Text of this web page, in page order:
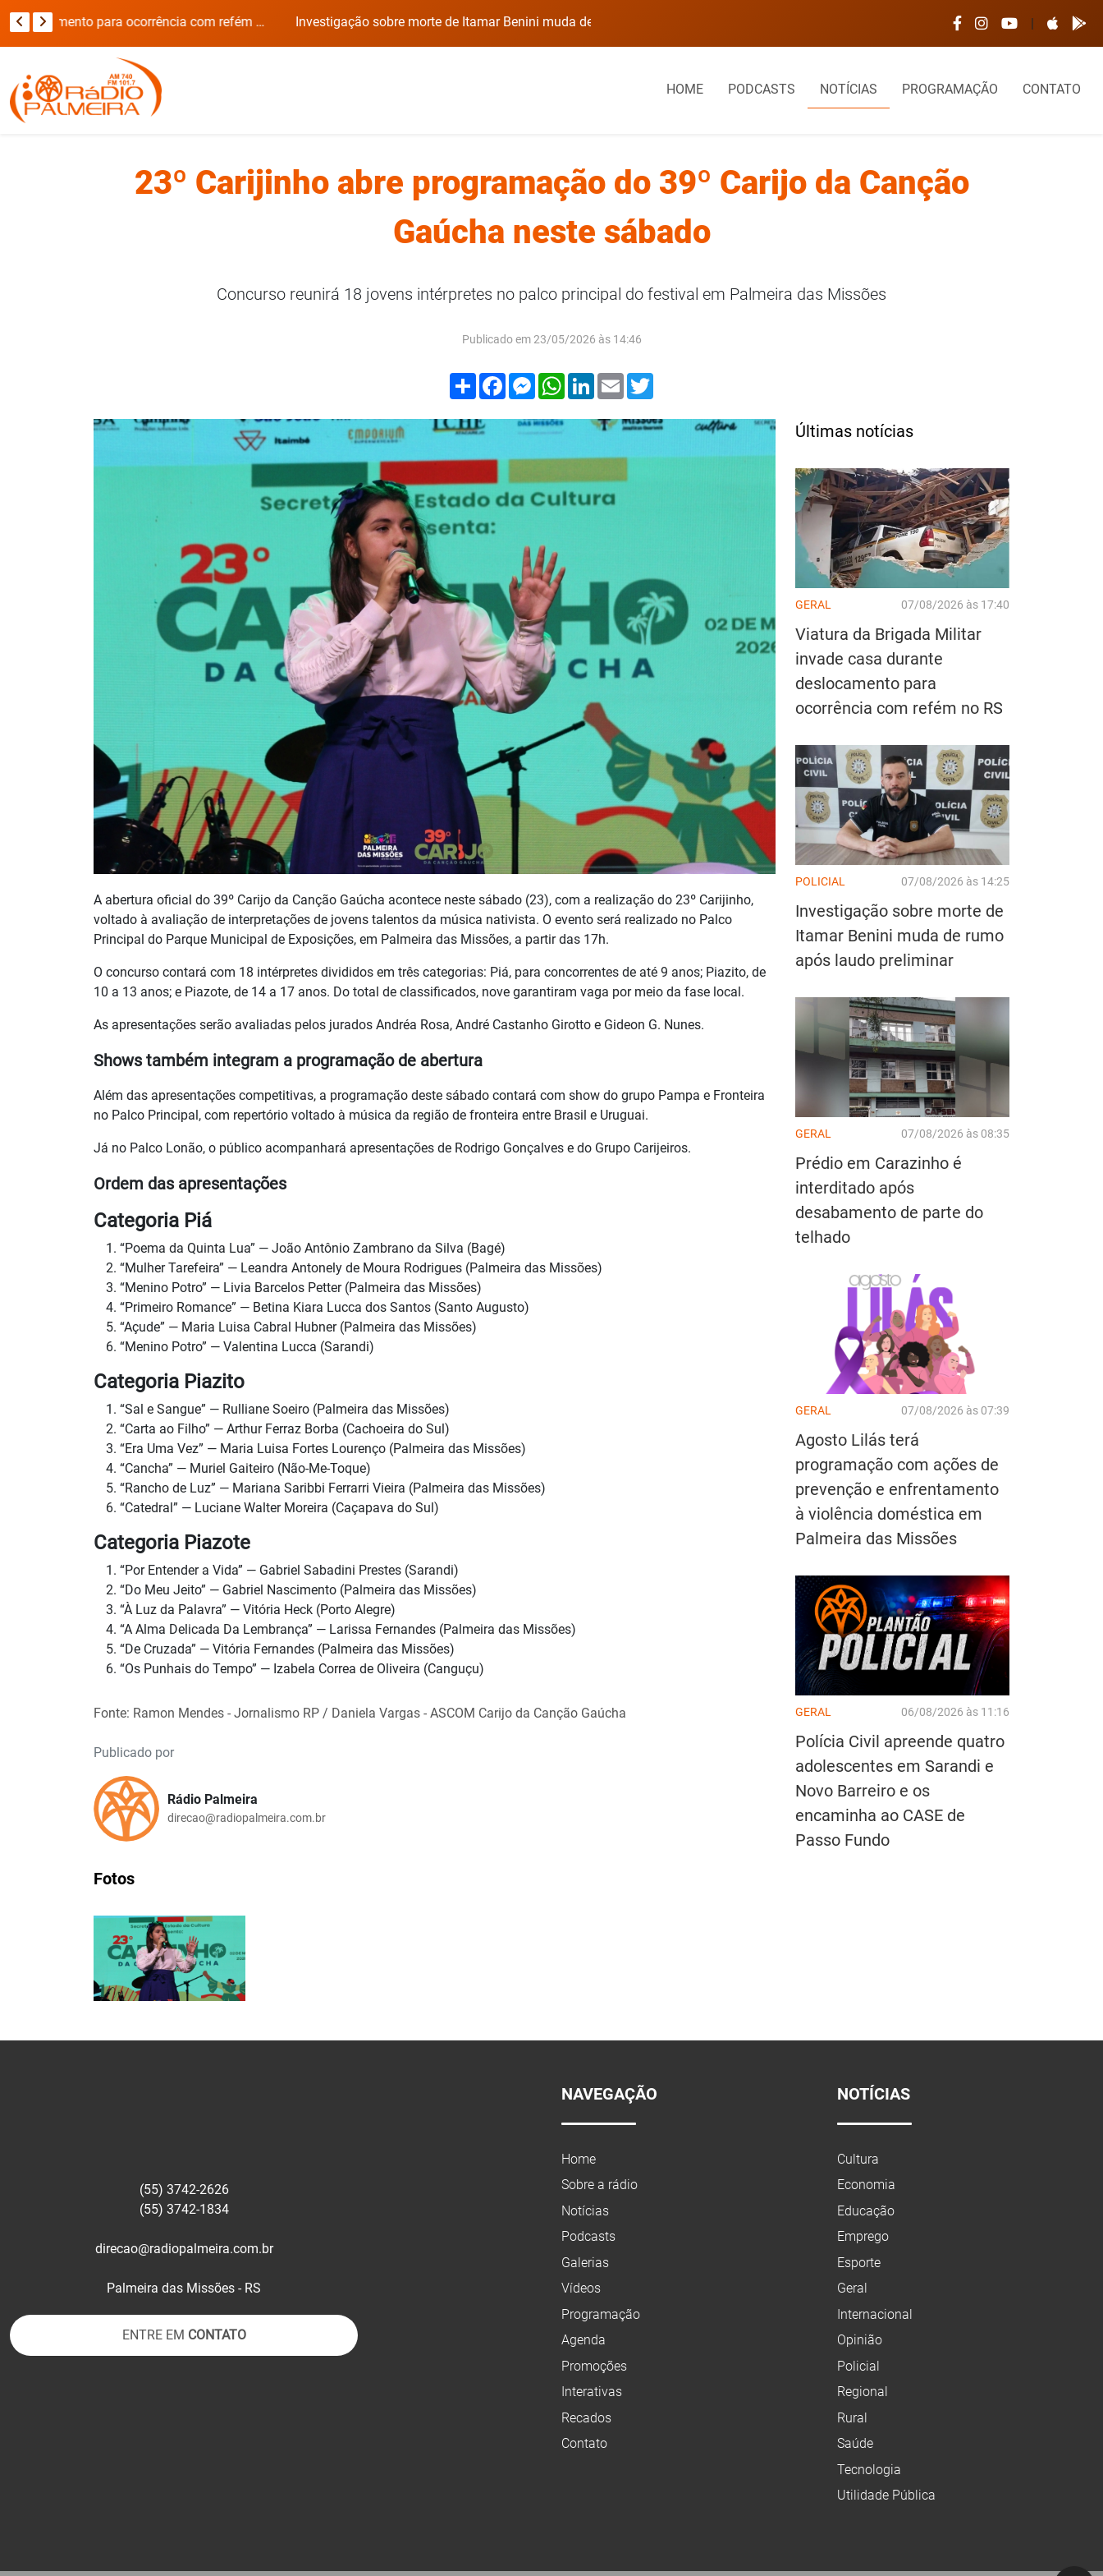
Viatura da Brigada Militar invade casa durante deslocamento para ocorrência com refém no RS Investigação sobre morte de Itamar Benini muda de rumo após laudo preliminar Prédio em Carazinho é interditado após desabamento de parte do telhado|
HOME PODCASTS NOTÍCIAS PROGRAMAÇÃO CONTATO
23º Carijinho abre programação do 39º Carijo da Canção
Gaúcha neste sábado
Concurso reunirá 18 jovens intérpretes no palco principal do festival em Palmeira das Missões
Publicado em 23/05/2026 às 14:46
Compartilhar
FacebookMessenger
WhatsApp
LinkedIn
Email
A abertura oficial do 39º Carijo da Canção Gaúcha acontece neste sábado (23), com a realização do 23º Carijinho,
voltado à avaliação de interpretações de jovens talentos da música nativista. O evento será realizado no Palco
Principal do Parque Municipal de Exposições, em Palmeira das Missões, a partir das 17h.
O concurso contará com 18 intérpretes divididos em três categorias: Piá, para concorrentes de até 9 anos; Piazito, de
10 a 13 anos; e Piazote, de 14 a 17 anos. Do total de classificados, nove garantiram vaga por meio da fase local.
As apresentações serão avaliadas pelos jurados Andréa Rosa, André Castanho Girotto e Gideon G. Nunes.
Shows também integram a programação de abertura
Além das apresentações competitivas, a programação deste sábado contará com show do grupo Pampa e Fronteira
no Palco Principal, com repertório voltado à música da região de fronteira entre Brasil e Uruguai.
Já no Palco Lonão, o público acompanhará apresentações de Rodrigo Gonçalves e do Grupo Carijeiros.
Ordem das apresentações
Categoria Piá
“Poema da Quinta Lua” — João Antônio Zambrano da Silva (Bagé)
“Mulher Tarefeira” — Leandra Antonely de Moura Rodrigues (Palmeira das Missões)
“Menino Potro” — Livia Barcelos Petter (Palmeira das Missões)
“Primeiro Romance” — Betina Kiara Lucca dos Santos (Santo Augusto)
“Açude” — Maria Luisa Cabral Hubner (Palmeira das Missões)
“Menino Potro” — Valentina Lucca (Sarandi)
Categoria Piazito
“Sal e Sangue” — Rulliane Soeiro (Palmeira das Missões)
“Carta ao Filho” — Arthur Ferraz Borba (Cachoeira do Sul)
“Era Uma Vez” — Maria Luisa Fortes Lourenço (Palmeira das Missões)
“Cancha” — Muriel Gaiteiro (Não-Me-Toque)
“Rancho de Luz” — Mariana Saribbi Ferrarri Vieira (Palmeira das Missões)
“Catedral” — Luciane Walter Moreira (Caçapava do Sul)
Categoria Piazote
“Por Entender a Vida” — Gabriel Sabadini Prestes (Sarandi)
“Do Meu Jeito” — Gabriel Nascimento (Palmeira das Missões)
“À Luz da Palavra” — Vitória Heck (Porto Alegre)
“A Alma Delicada Da Lembrança” — Larissa Fernandes (Palmeira das Missões)
“De Cruzada” — Vitória Fernandes (Palmeira das Missões)
“Os Punhais do Tempo” — Izabela Correa de Oliveira (Canguçu)
Fonte: Ramon Mendes - Jornalismo RP / Daniela Vargas - ASCOM Carijo da Canção Gaúcha
Publicado por
Rádio Palmeira
direcao@radiopalmeira.com.br
Fotos
Últimas notícias
GERAL 07/08/2026 às 17:40
Viatura da Brigada Militar
invade casa durante
deslocamento para
ocorrência com refém no RS
POLICIAL 07/08/2026 às 14:25
Investigação sobre morte de
Itamar Benini muda de rumo
após laudo preliminar
GERAL 07/08/2026 às 08:35
Prédio em Carazinho é
interditado após
desabamento de parte do
telhado
GERAL 07/08/2026 às 07:39
Agosto Lilás terá
programação com ações de
prevenção e enfrentamento
à violência doméstica em
Palmeira das Missões
GERAL 06/08/2026 às 11:16
Polícia Civil apreende quatro
adolescentes em Sarandi e
Novo Barreiro e os
encaminha ao CASE de
Passo Fundo
(55) 3742-2626
(55) 3742-1834
direcao@radiopalmeira.com.br
Palmeira das Missões - RS
ENTRE EM CONTATO
NAVEGAÇÃO
Home
Sobre a rádio
Notícias
Podcasts
Galerias
Vídeos
Programação
Agenda
Promoções
Interativas
Recados
Contato
NOTÍCIAS
Cultura
Economia
Educação
Emprego
Esporte
Geral
Internacional
Opinião
Policial
Regional
Rural
Saúde
Tecnologia
Utilidade Pública